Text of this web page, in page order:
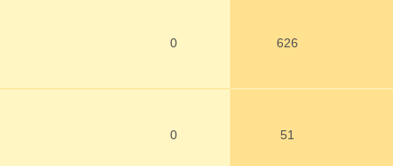
0
626
0
51